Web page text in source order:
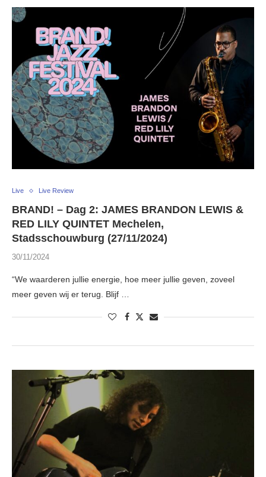
Live Live Review
BRAND! – Dag 2: JAMES BRANDON LEWIS &
RED LILY QUINTET Mechelen,
Stadsschouwburg (27/11/2024)
30/11/2024
“We waarderen jullie energie, hoe meer jullie geven, zoveel
meer geven wij er terug. Blijf …